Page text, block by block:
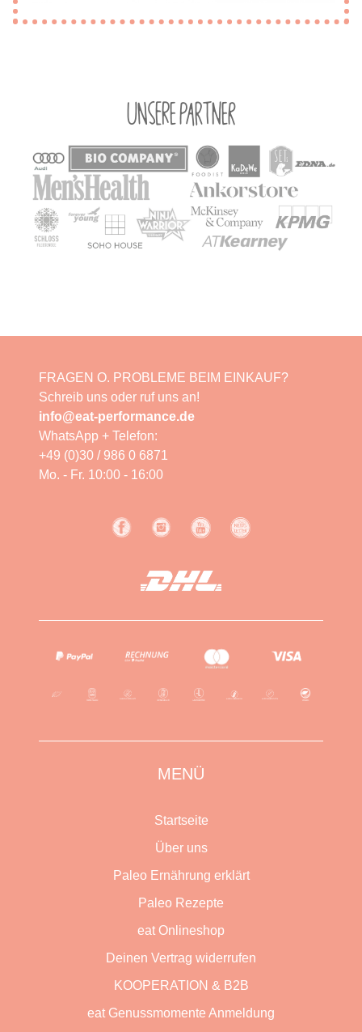
Unsere Partner
FRAGEN O. PROBLEME BEIM EINKAUF?
Schreib uns oder ruf uns an!
info@eat-performance.de
WhatsApp + Telefon:
+49 (0)30 / 986 0 6871
Mo. - Fr. 10:00 - 16:00
MENÜ
Startseite
Über uns
Paleo Ernährung erklärt
Paleo Rezepte
eat Onlineshop
Deinen Vertrag widerrufen
KOOPERATION & B2B
eat Genussmomente Anmeldung